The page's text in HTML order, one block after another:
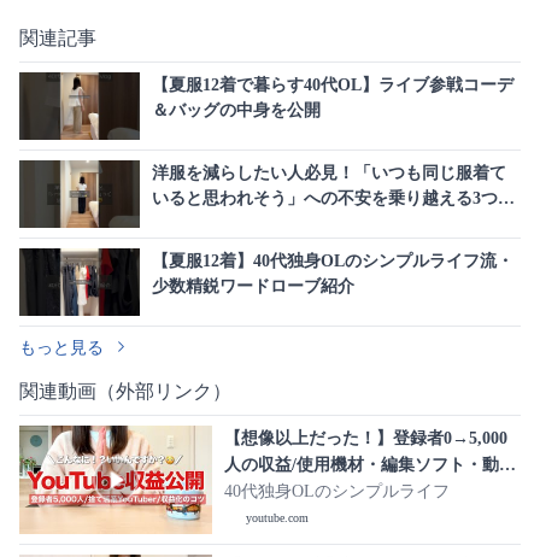
関連記事
【夏服12着で暮らす40代OL】ライブ参戦コーデ
＆バッグの中身を公開
洋服を減らしたい人必見！「いつも同じ服着て
いると思われそう」への不安を乗り越える3つの
【夏服12着】40代独身OLのシンプルライフ流・
少数精鋭ワードローブ紹介
もっと見る
関連動画（外部リンク）
【想像以上だった！】登録者0→5,000
人の収益/使用機材・編集ソフト・動画
作りの工夫も公開！
40代独身OLのシンプルライフ
youtube.com